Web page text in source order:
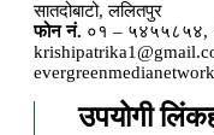
सातदोबाटो, ललितपुर
फोन नं. ०१ – ५४५५८५४,
उपयोगी